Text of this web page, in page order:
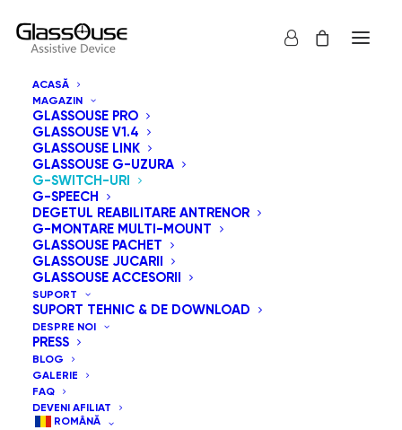
ACASĂ
MAGAZIN
GLASSOUSE PRO
GLASSOUSE V1.4
GLASSOUSE LINK
GLASSOUSE G-UZURA
G-SWITCH-URI
G-SPEECH
DEGETUL REABILITARE ANTRENOR
G-MONTARE MULTI-MOUNT
GLASSOUSE PACHET
GLASSOUSE JUCARII
GLASSOUSE ACCESORII
SUPORT
SUPORT TEHNIC & DE DOWNLOAD
DESPRE NOI
PRESS
BLOG
GALERIE
FAQ
DEVENI AFILIAT
ROMÂNĂ